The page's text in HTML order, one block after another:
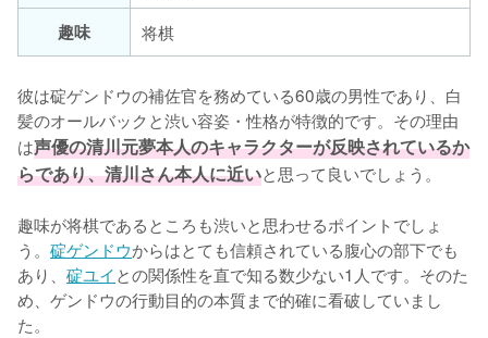
趣味
将棋
彼は碇ゲンドウの補佐官を務めている60歳の男性であり、白
髪のオールバックと渋い容姿・性格が特徴的です。その理由
は声優の清川元夢本人のキャラクターが反映されているか
らであり、清川さん本人に近いと思って良いでしょう。
趣味が将棋であるところも渋いと思わせるポイントでしょ
う。 碇ゲンドウからはとても信頼されている腹心の部下でも
あり、 碇ユイとの関係性を直で知る数少ない1人です。そのた
め、ゲンドウの行動目的の本質まで的確に看破していまし
た。